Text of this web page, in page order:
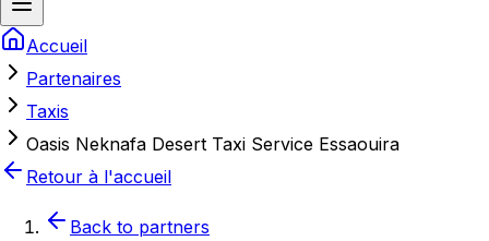
Accueil
Partenaires
Taxis
Oasis Neknafa Desert Taxi Service Essaouira
Retour à l'accueil
Back to partners